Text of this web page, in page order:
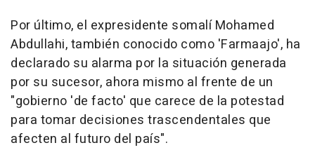
Por último, el expresidente somalí Mohamed
Abdullahi, también conocido como 'Farmaajo', ha
declarado su alarma por la situación generada
por su sucesor, ahora mismo al frente de un
"gobierno 'de facto' que carece de la potestad
para tomar decisiones trascendentales que
afecten al futuro del país".